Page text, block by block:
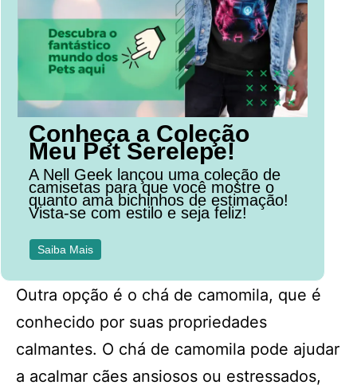
Conheça a Coleção
Meu Pet Serelepe!
A Nell Geek lançou uma coleção de
camisetas para que você mostre o
quanto ama bichinhos de estimação!
Vista-se com estilo e seja feliz!
Saiba Mais
Outra opção é o chá de camomila, que é
conhecido por suas propriedades
calmantes. O chá de camomila pode ajudar
a acalmar cães ansiosos ou estressados,